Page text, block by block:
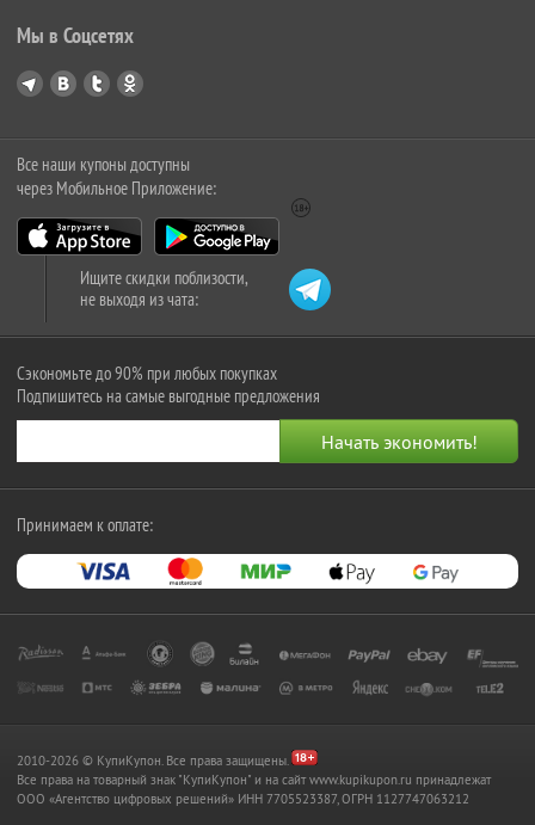
Мы в Соцсетях
Все наши купоны доступны
через Мобильное Приложение:
Ищите скидки поблизости,
не выходя из чата:
Сэкономьте до 90% при любых покупках
Подпишитесь на самые выгодные предложения
Принимаем к оплате:
2010-2026 © КупиКупон. Все права защищены.
Все права на товарный знак "КупиКупон" и на сайт www.kupikupon.ru принадлежат
OOO «Агентство цифровых решений» ИНН 7705523387, ОГРН 1127747063212